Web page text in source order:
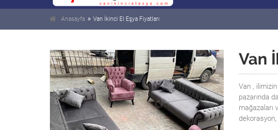
Anasayfa Van İkinci El Eşya Fiyatları
Van
Van ,
pazarında
mağazaları